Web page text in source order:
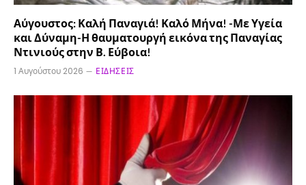
Αύγουστος: Καλή Παναγιά! Καλό Μήνα! -Με Υγεία
και Δύναμη-Η θαυματουργή εικόνα της Παναγίας
Ντινιούς στην Β. Εύβοια!
1 Αυγούστου 2026 ΕΙΔΉΣΕΙΣ